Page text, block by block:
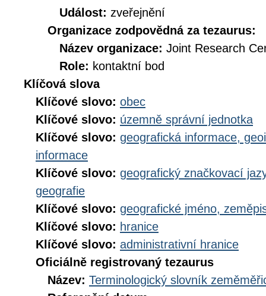
Událost: zveřejnění
Organizace zodpovědná za tezaurus:
Název organizace: Joint Research
Role: kontaktní bod
Klíčová slova
Klíčové slovo: obec
Klíčové slovo: územně správní jednotka
Klíčové slovo: geografická informace,
informace
Klíčové slovo: geografický značkovací
geografie
Klíčové slovo: geografické jméno,
Klíčové slovo: hranice
Klíčové slovo: administrativní hranice
Oficiálně registrovaný tezaurus
Název: Terminologický slovník